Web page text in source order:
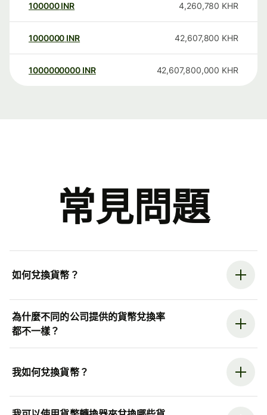
100000 INR 4,260,780 KHR
1000000 INR 42,607,800 KHR
1000000000 INR 42,607,800,000 KHR
常見問題
如何兌換貨幣？
為什麼不同的公司提供的貨幣兌換率
都不一樣？
我如何兌換貨幣？